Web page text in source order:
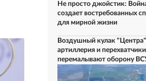
Не просто джойстик:
создает востребованных
для мирной жизни
Воздушный кулак
артиллерия и перехватчики
перемалывают оборону